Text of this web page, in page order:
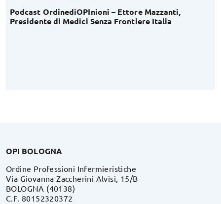
Podcast OrdinediOPInioni – Ettore Mazzanti,
Presidente di Medici Senza Frontiere Italia
OPI BOLOGNA
Ordine Professioni Infermieristiche
Via Giovanna Zaccherini Alvisi, 15/B
BOLOGNA (40138)
C.F. 80152320372